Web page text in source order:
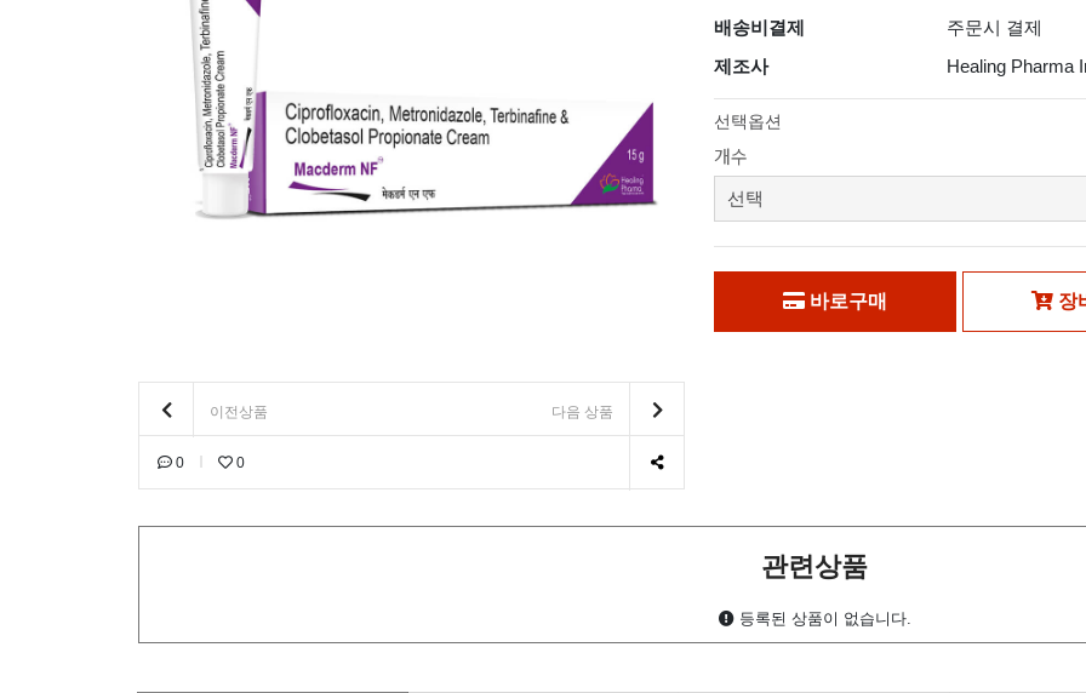
이전상품 다음 상품
0 0
배송비결제
주문시 결제
제조사
Healing Pharma
선택옵션
개수
바로구매 장
관련상품
등록된 상품이 없습니다.